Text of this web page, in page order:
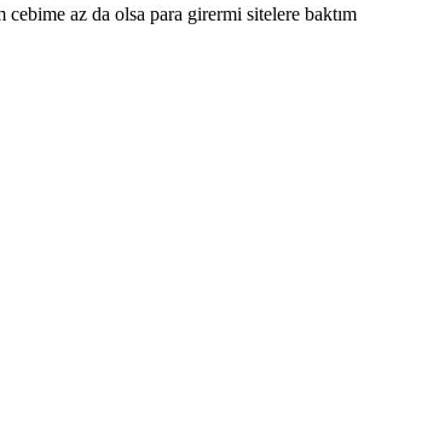
az da olsa para girermi sitelere baktım